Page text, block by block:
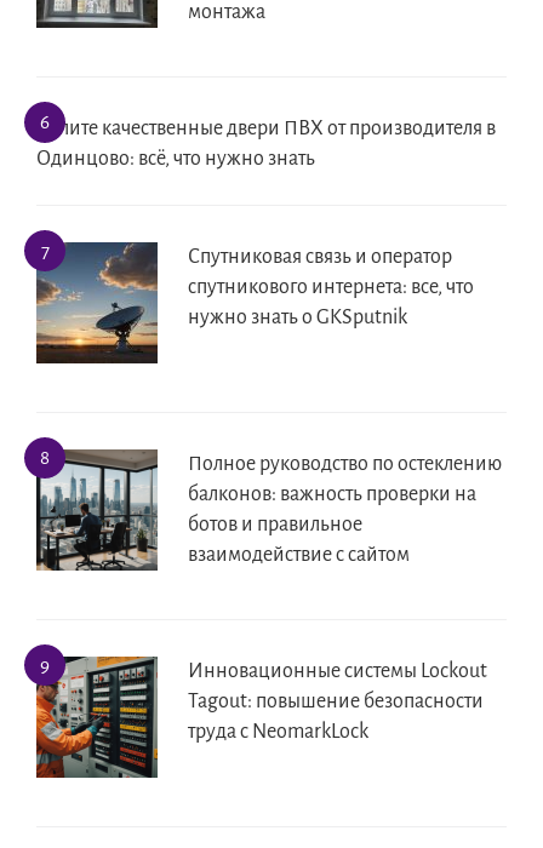
монтажа
Купите качественные двери ПВХ от производителя в
Одинцово: всё, что нужно знать
Спутниковая связь и оператор
спутникового интернета: все, что
нужно знать о GKSputnik
Полное руководство по остеклению
балконов: важность проверки на
ботов и правильное
взаимодействие с сайтом
Инновационные системы Lockout
Tagout: повышение безопасности
труда с NeomarkLock